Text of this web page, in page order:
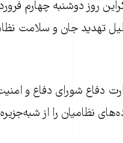
تهديد جان و سلامت
دفاع شورای دفاع و
نظاميان را از